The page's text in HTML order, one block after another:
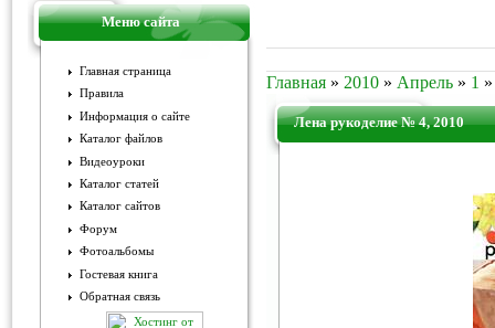
Меню сайта
Главная страница
Правила
Информация о сайте
Каталог файлов
Видеоуроки
Каталог статей
Каталог сайтов
Форум
Фотоальбомы
Гостевая книга
Обратная связь
Главная » 2010 » Апрель » 1
Лена рукоделие № 4, 2010